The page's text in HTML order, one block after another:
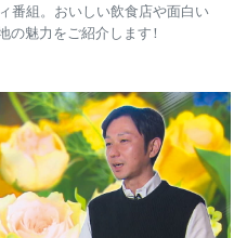
番組。おいしい飲食店や面白い
の魅力をご紹介しま す！